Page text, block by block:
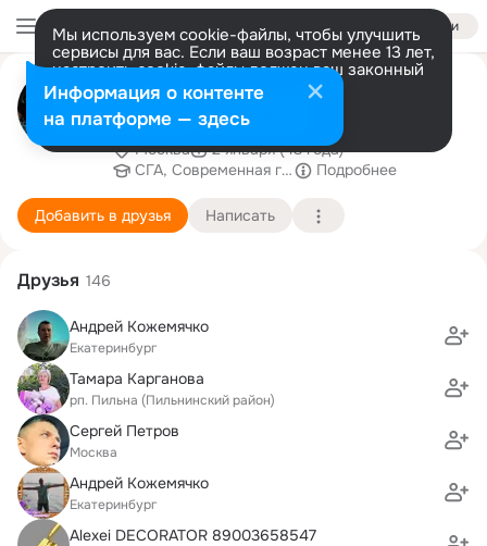
Войти
Мы используем cookie-файлы, чтобы улучшить
сервисы для вас. Если ваш возраст менее 13 лет,
настроить cookie-файлы должен ваш законный
представитель. Больше информации
Разрешить все Настроить
Анастасия
Филиппенкова(Соскина)
Москва
2 января (43 года)
СГА, Современная гуманитарная академия
Подробнее
Добавить в друзья Написать
Друзья 146
Андрей Кожемячко
Екатеринбург
Тамара Карганова
рп. Пильна (Пильнинский район)
Сергей Петров
Москва
Андрей Кожемячко
Екатеринбург
Alexei DECORATOR 89003658547
Информация о контенте
на платформе — здесь